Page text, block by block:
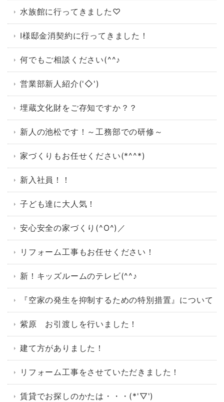
水族館に行ってきました♡
I様邸金消契約に行ってきました！
何でもご相談ください(^^♪
営業部新人紹介('◇')ゞ
埋蔵文化財をご存知ですか？？
新人の池松です！～工務部での研修～
家づくりもお任せください(*^^*)
新入社員！！
子ども達に大人気！
安心安全の家づくり(^O^)／
リフォーム工事もお任せください！
新！キッズルームのテレビ(^^♪
『空家の発生を抑制するための特別措置』について
紫原 お引渡しを行いました！
建て方がありました！
リフォーム工事をさせていただきました！
賃貸でお探しのかたは・・・(*'▽')